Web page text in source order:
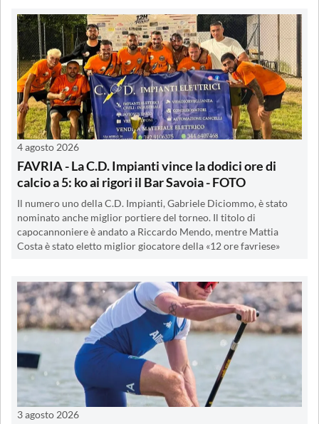
4 agosto 2026
FAVRIA - La C.D. Impianti vince la dodici ore di
calcio a 5: ko ai rigori il Bar Savoia - FOTO
Il numero uno della C.D. Impianti, Gabriele Diciommo, è stato
nominato anche miglior portiere del torneo. Il titolo di
capocannoniere è andato a Riccardo Mendo, mentre Mattia
Costa è stato eletto miglior giocatore della «12 ore favriese»
3 agosto 2026